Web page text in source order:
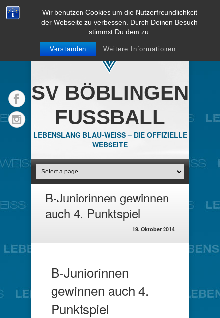
Wir benutzen Cookies um die Nutzerfreundlichkeit
der Webseite zu verbessen. Durch Deinen Besuch
stimmst Du dem zu.
Verstanden Weitere Informationen
SV BÖBLINGEN
FUSSBALL
LEBENSLANG BLAU-WEISS – DIE OFFIZIELLE
WEBSEITE
B-Juniorinnen gewinnen
auch 4. Punktspiel
19. Oktober 2014
B-Juniorinnen
gewinnen auch 4.
Punktspiel